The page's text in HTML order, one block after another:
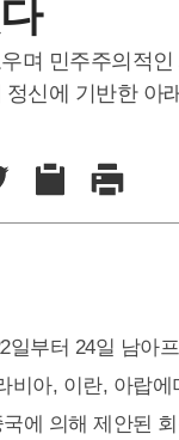
며 민주주의적
정신에 기반한 아
일부터 24일 남아
비아, 이란, 아랍
에 의해 제안된